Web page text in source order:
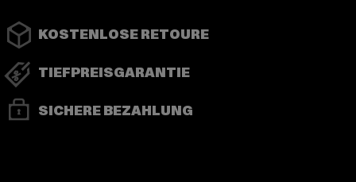
KOSTENLOSE RETOURE
TIEFPREISGARANTIE
SICHERE BEZAHLUNG